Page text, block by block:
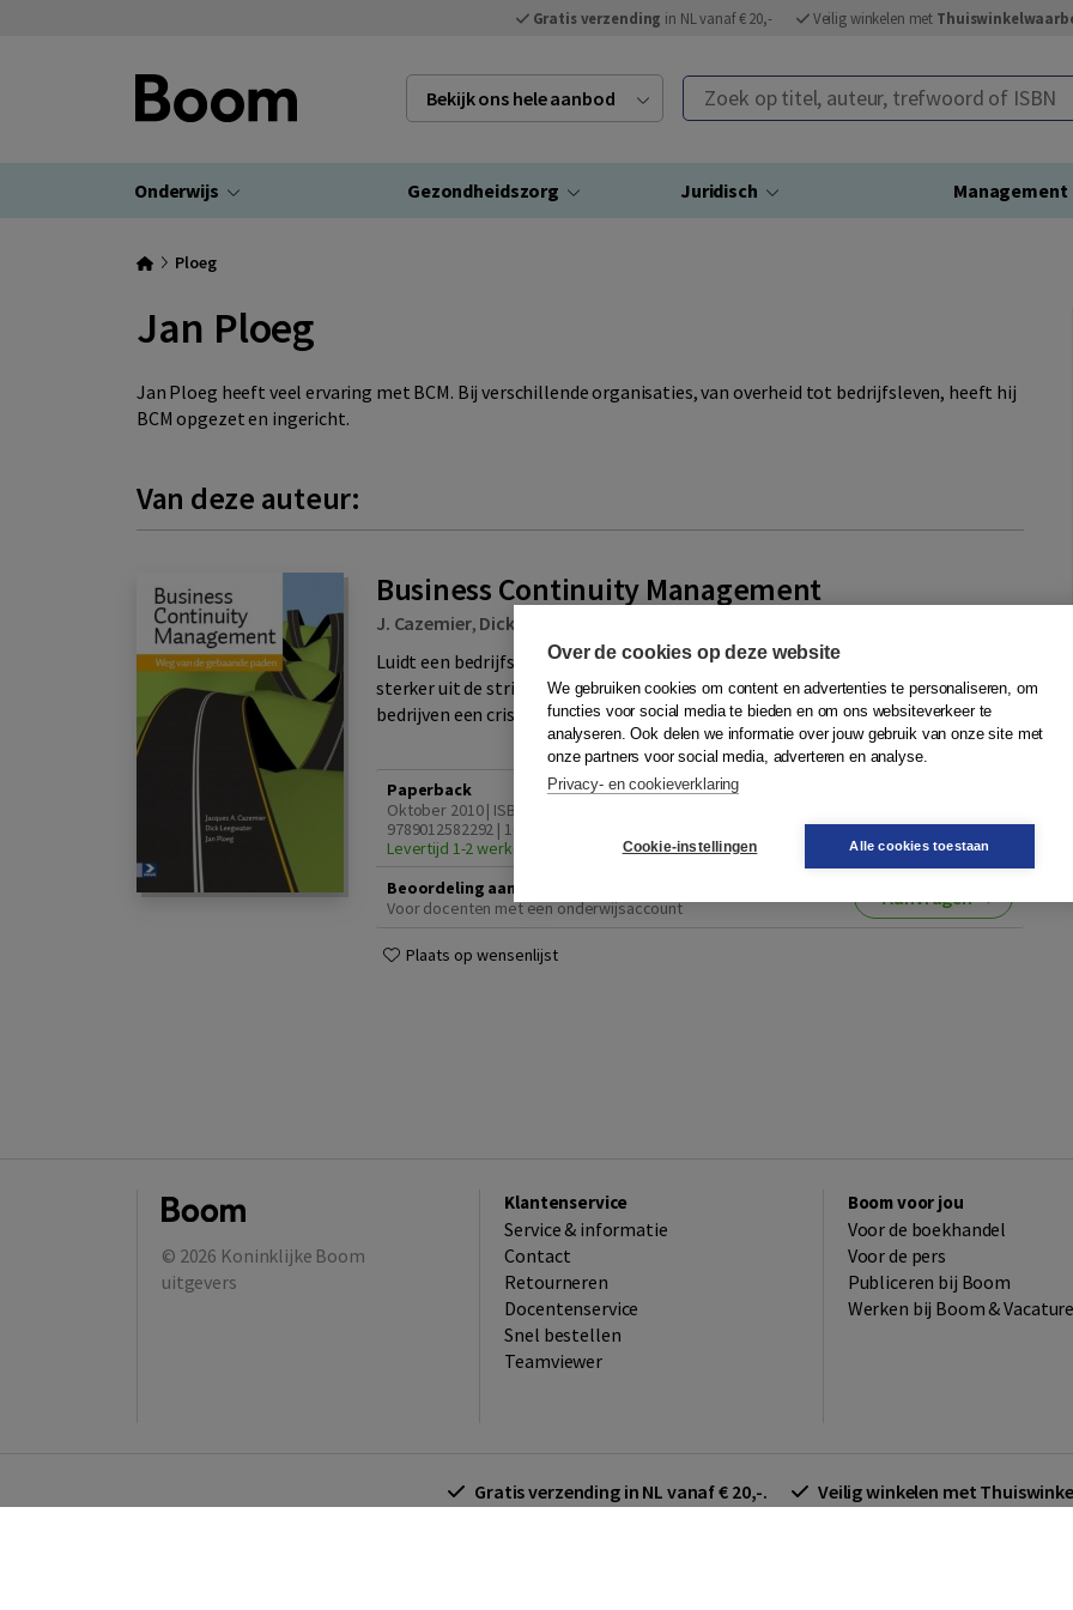
Gratis verzending in NL vanaf € 20,- Veilig winkelen met
Bekijk ons hele aanbod Zoek op titel, auteur, trefwoord of ISBN
Onderwijs Gezondheidszorg Juridisch Management
Ploeg
Jan Ploeg
Jan Ploeg heeft veel ervaring met BCM. Bij verschillende organisaties, van overheid tot bedrijfsleven, heeft hij
BCM opgezet en ingericht.
Van deze auteur:
Business Continuity Management
J. Cazemier, Dick Leegwater
Luidt een bedrijfscrisis het einde in van een onderneming, of is er een manier om
sterker uit de strijd te komen? Business Continuity Management laat zien hoe
bedrijven een crisis kunnen overleven....Meer
Paperback
Oktober 2010 | ISBN
9789012582292 | 1e druk
Levertijd 1-2 werkdagen
In winkelwagen
Beoordeling aanvragen
Voor docenten met een onderwijsaccount
Aanvragen
Plaats op wensenlijst
© 2026 Koninklijke Boom
uitgevers
Klantenservice
Service & informatie
Contact
Retourneren
Docentenservice
Snel bestellen
Teamviewer
Boom voor jou
Voor de boekhandel
Voor de pers
Publiceren bij Boom
Werken bij Boom &
Gratis verzending in NL vanaf € 20,-. Veilig winkelen met
Over de cookies op deze website
We gebruiken cookies om content en advertenties te personaliseren, om
functies voor social media te bieden en om ons websiteverkeer te
analyseren. Ook delen we informatie over jouw gebruik van onze site met
onze partners voor social media, adverteren en analyse.
Privacy- en cookieverklaring
Cookie-instellingen Alle cookies toestaan